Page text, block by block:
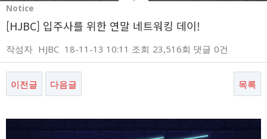
Notice
[HJBC] 입주사를 위한 연말 네트워킹 데이!
작성자 HJBC 18-11-13 10:11 조회 23,516회 댓글 0건
이전글 다음글 목록
본문